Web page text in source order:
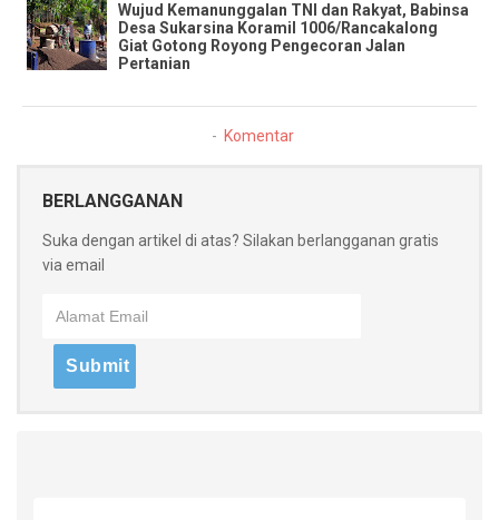
Wujud Kemanunggalan TNI dan Rakyat, Babinsa
Desa Sukarsina Koramil 1006/Rancakalong
Giat Gotong Royong Pengecoran Jalan
Pertanian
Komentar
BERLANGGANAN
Suka dengan artikel di atas? Silakan berlangganan gratis
via email